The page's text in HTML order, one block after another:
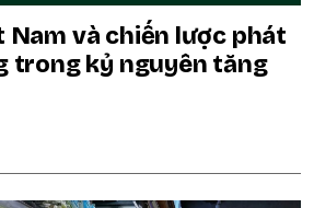
Nam và chiến lược phát
trong kỷ nguyên tăng